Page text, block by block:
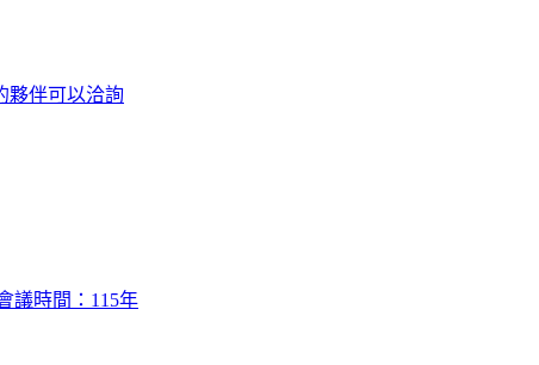
夥伴可以洽詢
議時間：115年